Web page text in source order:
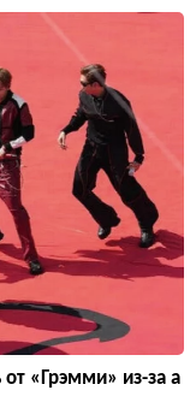
от «Грэмми» из-за а